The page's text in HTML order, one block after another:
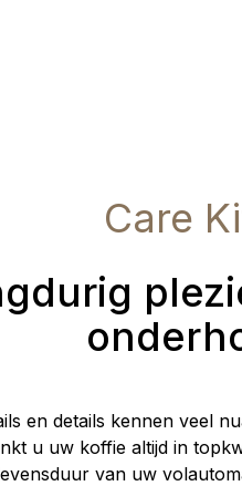
Care
en details kennen veel
u uw koffie altijd in
van uw